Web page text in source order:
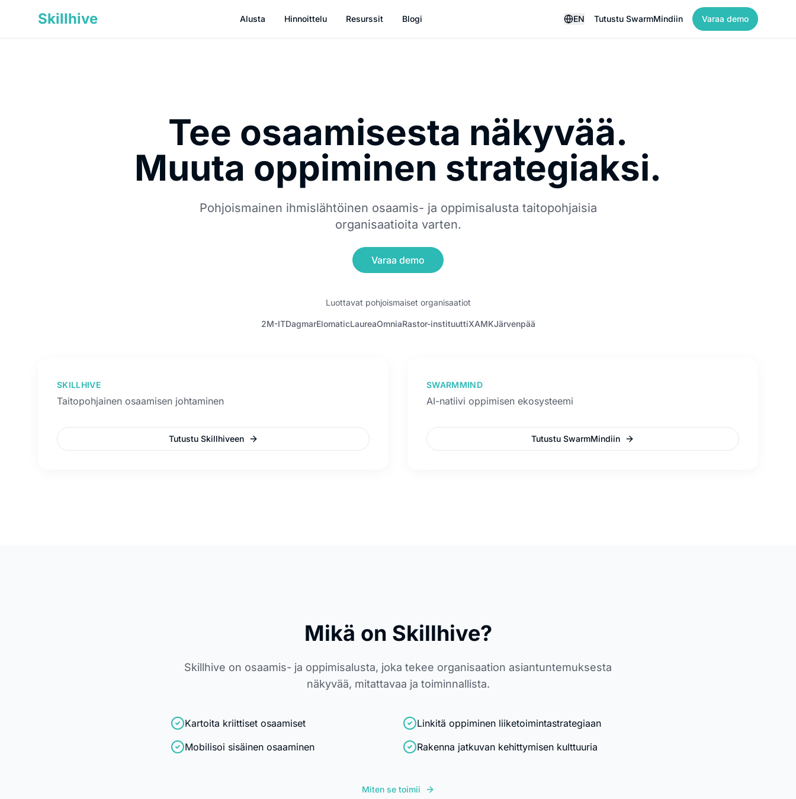
Skillhive Alusta Hinnoittelu Resurssit Blogi EN Tutustu SwarmMindiin Varaa demo
Tee osaamisesta näkyvää.
Muuta oppiminen strategiaksi.
Pohjoismainen ihmislähtöinen osaamis- ja oppimisalusta taitopohjaisia
organisaatioita varten.
Varaa demo
Luottavat pohjoismaiset organisaatiot
2M-ITDagmarElomaticLaureaOmniaRastor-instituuttiXAMKJärvenpää
SKILLHIVE
Taitopohjainen osaamisen johtaminen
Tutustu Skillhiveen
SWARMMIND
AI-natiivi oppimisen ekosysteemi
Tutustu SwarmMindiin
Mikä on Skillhive?
Skillhive on osaamis- ja oppimisalusta, joka tekee organisaation asiantuntemuksesta
näkyvää, mitattavaa ja toiminnallista.
Kartoita kriittiset osaamiset
Linkitä oppiminen liiketoimintastrategiaan
Mobilisoi sisäinen osaaminen
Rakenna jatkuvan kehittymisen kulttuuria
Miten se toimii